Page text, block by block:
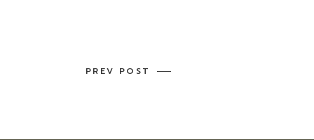
PREV POST